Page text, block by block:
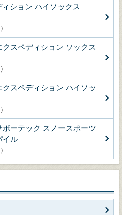
ション ハイソックス
クスペディション ソックス
クスペディション ハイソッ
ポーテック スノースポーツ
イル